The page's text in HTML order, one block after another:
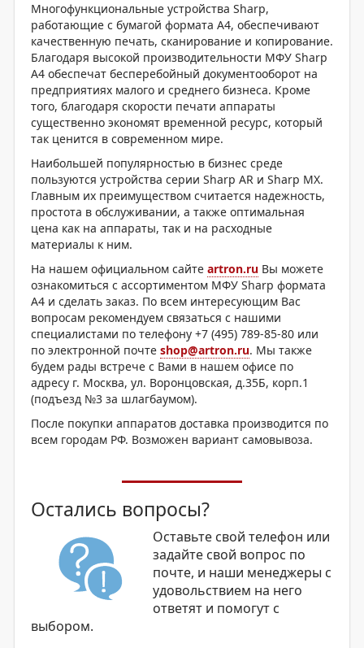
Многофункциональные устройства Sharp,
работающие с бумагой формата А4, обеспечивают
качественную печать, сканирование и копирование.
Благодаря высокой производительности МФУ Sharp
А4 обеспечат бесперебойный документооборот на
предприятиях малого и среднего бизнеса. Кроме
того, благодаря скорости печати аппараты
существенно экономят временной ресурс, который
так ценится в современном мире.
Наибольшей популярностью в бизнес среде
пользуются устройства серии Sharp AR и Sharp MX.
Главным их преимуществом считается надежность,
простота в обслуживании, а также оптимальная
цена как на аппараты, так и на расходные
материалы к ним.
На нашем официальном сайте artron.ru Вы можете
ознакомиться с ассортиментом МФУ Sharp формата
А4 и сделать заказ. По всем интересующим Вас
вопросам рекомендуем связаться с нашими
специалистами по телефону +7 (495) 789-85-80 или
по электронной почте shop@artron.ru. Мы также
будем рады встрече с Вами в нашем офисе по
адресу г. Москва, ул. Воронцовская, д.35Б, корп.1
(подъезд №3 за шлагбаумом).
После покупки аппаратов доставка производится по
всем городам РФ. Возможен вариант самовывоза.
Остались вопросы?
Оставьте свой телефон или
задайте свой вопрос по
почте, и наши менеджеры с
удовольствием на него
ответят и помогут с
выбором.